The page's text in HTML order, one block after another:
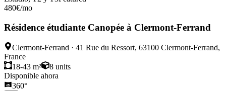
480€/mo
Résidence étudiante Canopée à Clermont-Ferrand
Clermont-Ferrand · 41 Rue du Ressort, 63100 Clermont-Ferrand,
France
18-43 m²
8 units
Disponible ahora
360°